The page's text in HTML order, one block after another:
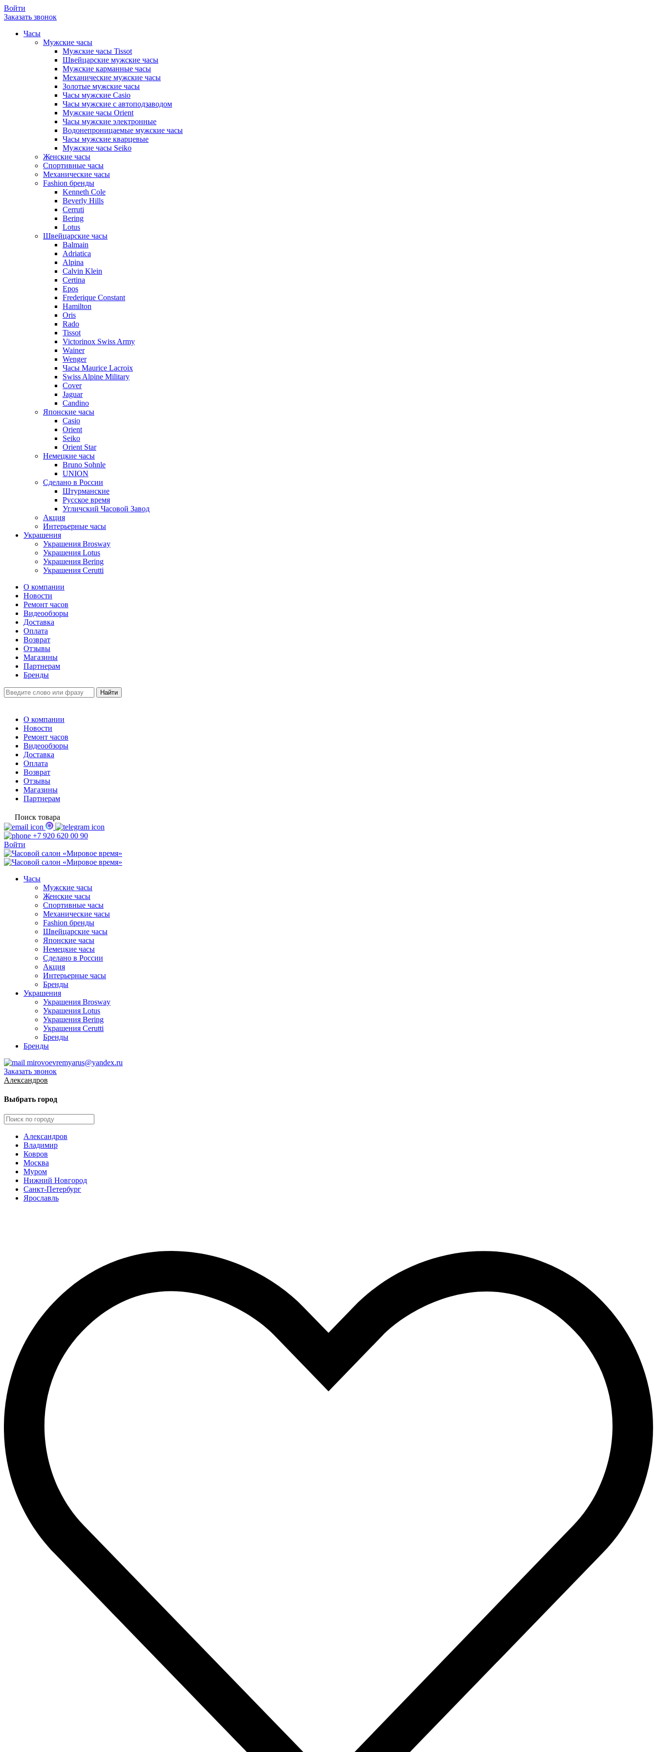
Войти
Заказать звонок
Часы
Мужские часы
Мужские часы Tissot
Швейцарские мужские часы
Мужские карманные часы
Механические мужские часы
Золотые мужские часы
Часы мужские Casio
Часы мужские с автоподзаводом
Мужские часы Orient
Часы мужские электронные
Водонепроницаемые мужские часы
Часы мужские кварцевые
Мужские часы Seiko
Женские часы
Спортивные часы
Механические часы
Fashion бренды
Kenneth Cole
Beverly Hills
Cerruti
Bering
Lotus
Швейцарские часы
Balmain
Adriatica
Alpina
Calvin Klein
Certina
Epos
Frederique Constant
Hamilton
Oris
Rado
Tissot
Victorinox Swiss Army
Wainer
Wenger
Часы Maurice Lacroix
Swiss Alpine Military
Cover
Jaguar
Candino
Японские часы
Casio
Orient
Seiko
Orient Star
Немецкие часы
Bruno Sohnle
UNION
Сделано в России
Штурманские
Русское время
Угличский Часовой Завод
Акция
Интерьерные часы
Украшения
Украшения Brosway
Украшения Lotus
Украшения Bering
Украшения Cerutti
О компании
Новости
Ремонт часов
Видеообзоры
Доставка
Оплата
Возврат
Отзывы
Магазины
Партнерам
Бренды
О компании
Новости
Ремонт часов
Видеообзоры
Доставка
Оплата
Возврат
Отзывы
Магазины
Партнерам
Поиск товара
+7 920 620 00 90
Войти
Часы
Мужские часы
Женские часы
Спортивные часы
Механические часы
Fashion бренды
Швейцарские часы
Японские часы
Немецкие часы
Сделано в России
Акция
Интерьерные часы
Бренды
Украшения
Украшения Brosway
Украшения Lotus
Украшения Bering
Украшения Cerutti
Бренды
Бренды
mirovoevremyarus@yandex.ru
Заказать звонок
Александров
Выбрать город
Александров
Владимир
Ковров
Москва
Муром
Нижний Новгород
Санкт-Петербург
Ярославль